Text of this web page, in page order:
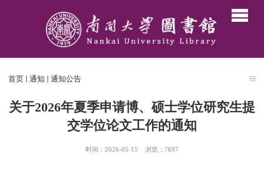
首页 通知 通知公告
关于2026年夏季申请博、硕士学位研究生提
交学位论文工作的通知
时间：2026-05-15 浏览： 7697